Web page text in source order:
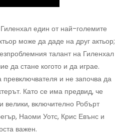
един от най-големите
може да даде на друг актьор;
талант на Гиленхал
да стане когото и да играе.
и не започва да
Като се има предвид, че
велики, включително Робърт
Наоми Уотс, Крис Евънс и
важен.